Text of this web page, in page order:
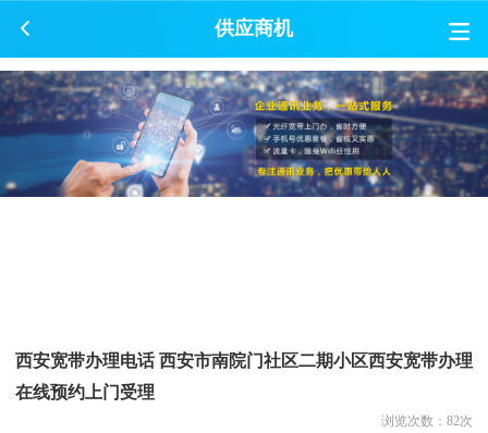
供应商机
西安宽带办理电话 西安市南院门社区二期小区西安宽带办理
在线预约上门受理
浏览次数： 82次